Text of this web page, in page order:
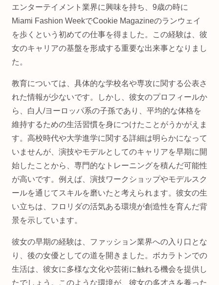
エンターテイメント業界に興味を持ち、9歳の時に
Miami Fashion WeekでCookie Magazineのランウェイ
を歩くという初めての仕事を得ました。この経験は、彼
女のキャリアの基盤を形成する重要な出来事となりまし
た。
教育については、具体的な学校名や専攻に関する公表さ
れた情報が少ないです。しかし、彼女のプロフィールか
ら、白人/ヨーロッパ系の子孫であり、平均的な体格を
維持するための生活習慣を身につけたことがうかがえま
す。高校時代や大学進学に関する詳細は明らかになって
いませんが、演技やモデルとしてのキャリアを早期に開
始したことから、専門的なトレーニングを積んだ可能性
が高いです。例えば、演技ワークショップやモデルスク
ールを通じてスキルを磨いたと考えられます。彼女の生
い立ちは、フロリダの活気ある環境が創造性を育んだ背
景を示しています。
彼女の早期の経験は、ファッション業界への入り口とな
り、後の女優としての道を開きました。ボカラトンでの
生活は、彼女に多様な文化や芸術に触れる機会を提供し
たでしょう。このような環境が、彼女の多才さを養った